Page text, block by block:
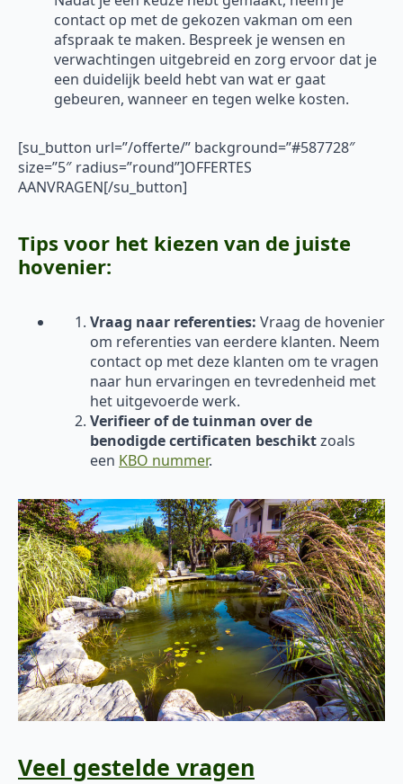
contact op met de gekozen vakman om een
afspraak te maken. Bespreek je wensen en
verwachtingen uitgebreid en zorg ervoor dat je
een duidelijk beeld hebt van wat er gaat
gebeuren, wanneer en tegen welke kosten.
[su_button url=”/offerte/” background=”#587728″
size=”5″ radius=”round”]OFFERTES
AANVRAGEN[/su_button]
Tips voor het kiezen van de juiste
hovenier:
Vraag naar referenties: Vraag de hovenier
om referenties van eerdere klanten. Neem
contact op met deze klanten om te vragen
naar hun ervaringen en tevredenheid met
het uitgevoerde werk.
Verifieer of de tuinman over de
benodigde certificaten beschiktzoals
een KBO nummer.
Veel gestelde vragen